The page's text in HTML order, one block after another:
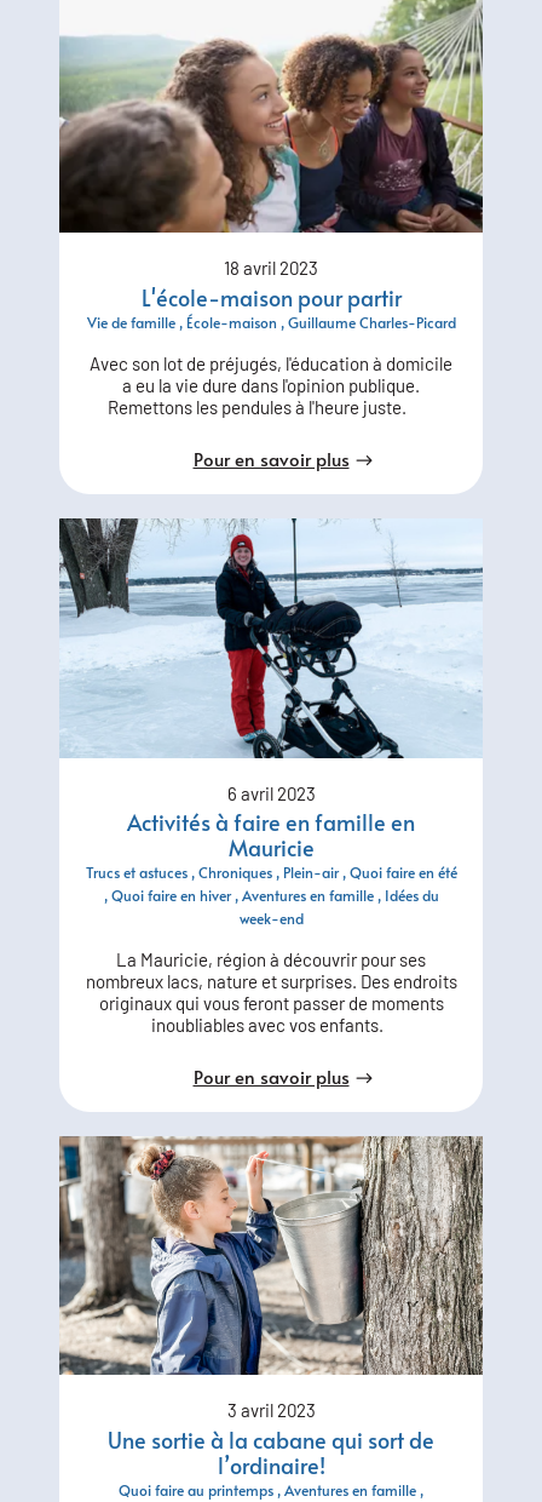
18 avril 2023
L'école-maison pour partir
Vie de famille École-maison Guillaume Charles-Picard
Avec son lot de préjugés, l'éducation à domicile
a eu la vie dure dans l'opinion publique.
Remettons les pendules à l'heure juste.
Pour en savoir plus
6 avril 2023
Activités à faire en famille en
Mauricie
Trucs et astuces Chroniques Plein-air Quoi faire en été
Quoi faire en hiver Aventures en famille
Idées du
week-end
La Mauricie, région à découvrir pour ses
nombreux lacs, nature et surprises. Des endroits
originaux qui vous feront passer de moments
inoubliables avec vos enfants.
Pour en savoir plus
3 avril 2023
Une sortie à la cabane qui sort de
l’ordinaire!
Quoi faire au printemps Aventures en famille